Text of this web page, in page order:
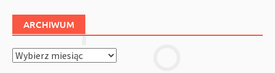
ARCHIWUM
Archiwum